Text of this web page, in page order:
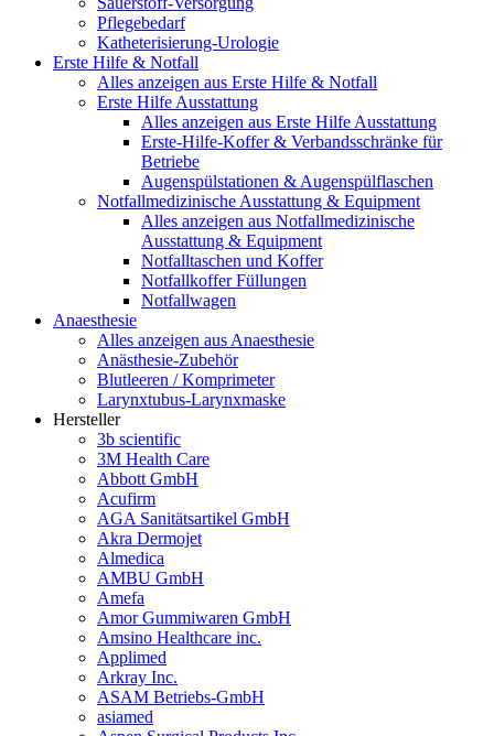
Pflegebedarf
Katheterisierung-Urologie
Erste Hilfe & Notfall
Alles anzeigen aus Erste Hilfe & Notfall
Erste Hilfe Ausstattung
Alles anzeigen aus Erste Hilfe Ausstattung
Erste‑Hilfe‑Koffer & Verbandsschränke für
Betriebe
Augenspülstationen & Augenspülflaschen
Notfallmedizinische Ausstattung & Equipment
Alles anzeigen aus Notfallmedizinische
Ausstattung & Equipment
Notfalltaschen und Koffer
Notfallkoffer Füllungen
Notfallwagen
Anaesthesie
Alles anzeigen aus Anaesthesie
Anästhesie-Zubehör
Blutleeren / Komprimeter
Larynxtubus-Larynxmaske
Hersteller
3b scientific
3M Health Care
Abbott GmbH
Acufirm
AGA Sanitätsartikel GmbH
Akra Dermojet
Almedica
AMBU GmbH
Amefa
Amor Gummiwaren GmbH
Amsino Healthcare inc.
Applimed
Arkray Inc.
ASAM Betriebs-GmbH
asiamed